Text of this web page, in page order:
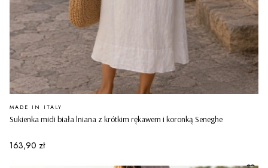
Sukienka midi biała lniana z krótkim rękawem i koronką Seneghe
PRODUCENT
MADE IN ITALY
Cena
163,90 zł